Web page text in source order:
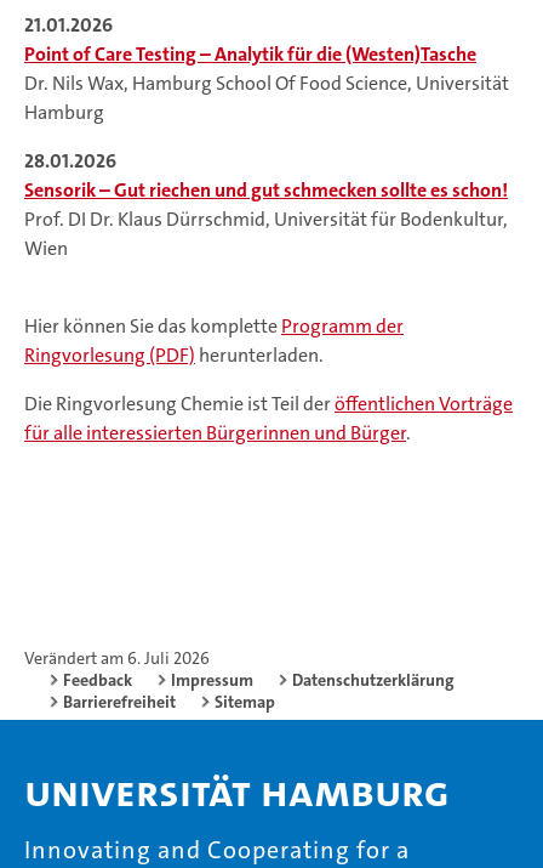
21.01.2026
Point of Care Testing – Analytik für die (Westen)Tasche
Dr. Nils Wax, Hamburg School Of Food Science, Universität
Hamburg
28.01.2026
Sensorik – Gut riechen und gut schmecken sollte es schon!
Prof. DI Dr. Klaus Dürrschmid, Universität für Bodenkultur,
Wien
Hier können Sie das kompletteProgramm der
Ringvorlesung (PDF) herunterladen.
Die Ringvorlesung Chemie ist Teil deröffentlichen Vorträge
für alle interessierten Bürgerinnen und Bürger.
Verändert am 6. Juli 2026
Feedback
Impressum
Datenschutzerklärung
Barrierefreiheit
Sitemap
Universität Hamburg
Innovating and Cooperating for a